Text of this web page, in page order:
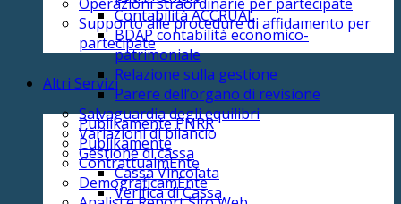
Operazioni straordinarie per partecipate
Supporto alle procedure di affidamento per
partecipate
Altri Servizi
Publikamente PNRR
Publikamente
ContrattualmEnte
DemograficamEnte
Contabilità ACCRUAL
BDAP contabilità economico-
patrimoniale
Relazione sulla gestione
Parere dell’organo di revisione
Salvaguardia degli equilibri
Variazioni di bilancio
Gestione di cassa
Cassa Vincolata
Verifica di Cassa